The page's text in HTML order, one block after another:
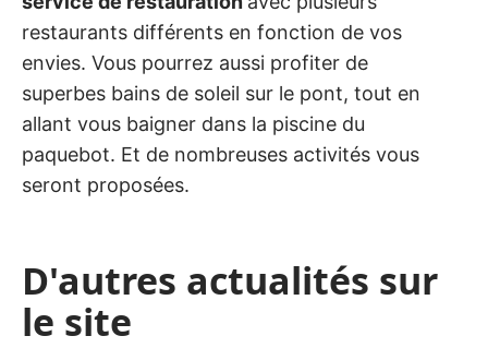
restaurants différents en fonction de vos
envies. Vous pourrez aussi profiter de
superbes bains de soleil sur le pont, tout en
allant vous baigner dans la piscine du
paquebot. Et de nombreuses activités vous
seront proposées.
D'autres actualités sur
le site